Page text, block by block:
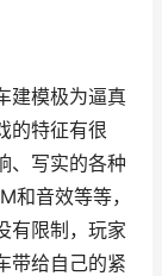
建模极为逼真
的特征有很
、写实的各种
和音效等等，
有限制，玩家
带给自己的紧